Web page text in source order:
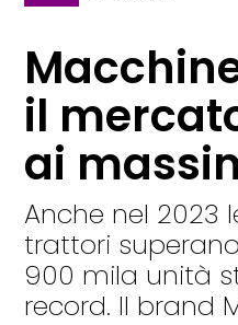
il
ai
Anche nel 2023
trattori
900 mila unità
record. Il brand